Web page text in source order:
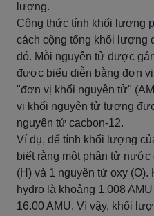
lượng.
Công thức tính khối lượng
cách cộng tổng khối lượng
đó. Mỗi nguyên tử được
được biểu diễn bằng đơn
"đơn vị khối nguyên tử"
vị khối nguyên tử tương
nguyên tử cacbon-12.
Ví dụ, để tính khối lượng
biết rằng một phân tử
(H) và 1 nguyên tử oxy
hydro là khoảng 1.008
16.00 AMU. Vì vậy, khối